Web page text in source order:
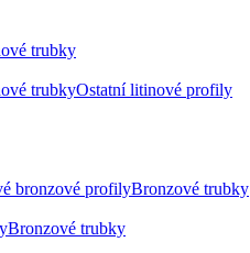
trubky
trubkyOstatní litinové profily
bronzové profilyBronzové trubky
Bronzové trubky